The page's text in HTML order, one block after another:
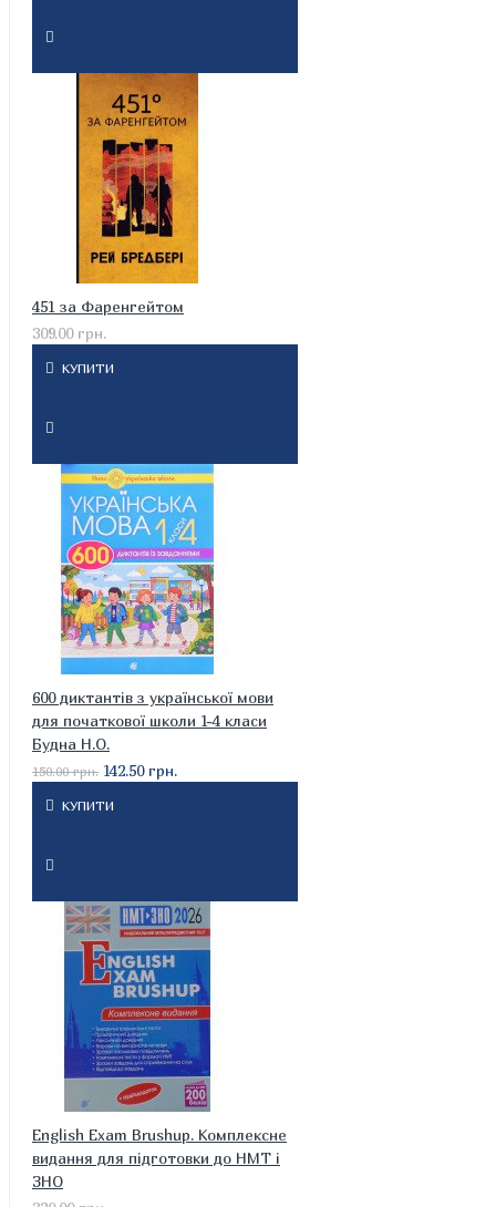
451 за Фаренгейтом
309.00 грн.
КУПИТИ
600 диктантів з української мови
для початкової школи 1-4 класи
Будна Н.О.
150.00 грн. 142.50 грн.
КУПИТИ
English Exam Brushup. Комплексне
видання для підготовки до НМТ і
ЗНО